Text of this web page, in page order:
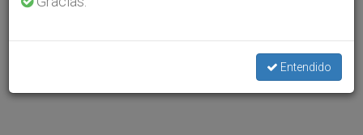
Entendido